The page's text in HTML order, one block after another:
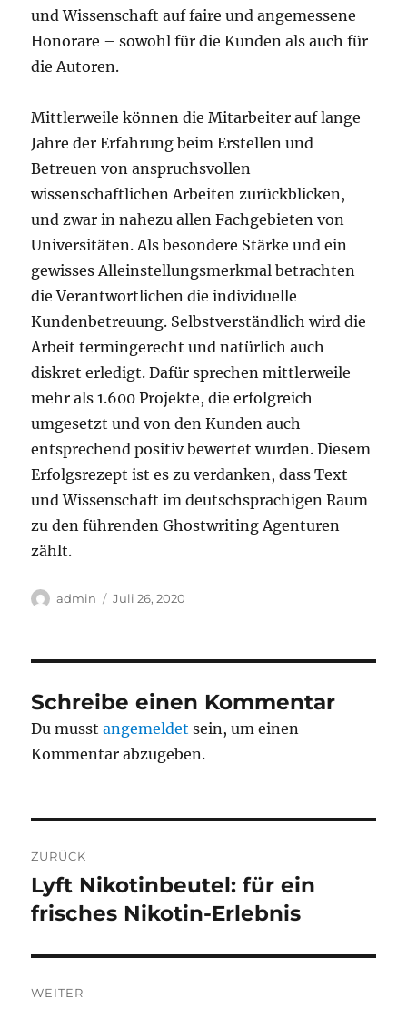
und Wissenschaft auf faire und angemessene
Honorare – sowohl für die Kunden als auch für
die Autoren.
Mittlerweile können die Mitarbeiter auf lange
Jahre der Erfahrung beim Erstellen und
Betreuen von anspruchsvollen
wissenschaftlichen Arbeiten zurückblicken,
und zwar in nahezu allen Fachgebieten von
Universitäten. Als besondere Stärke und ein
gewisses Alleinstellungsmerkmal betrachten
die Verantwortlichen die individuelle
Kundenbetreuung. Selbstverständlich wird die
Arbeit termingerecht und natürlich auch
diskret erledigt. Dafür sprechen mittlerweile
mehr als 1.600 Projekte, die erfolgreich
umgesetzt und von den Kunden auch
entsprechend positiv bewertet wurden. Diesem
Erfolgsrezept ist es zu verdanken, dass Text
und Wissenschaft im deutschsprachigen Raum
zu den führenden Ghostwriting Agenturen
zählt.
Autor
admin
Veröffentlicht
Juli 26, 2020
Schreibe einen Kommentar
Du musstangemeldet sein, um einen
Kommentar abzugeben.
ZURÜCK
Vorheriger
Beitrag:
Lyft Nikotinbeutel: für ein
frisches Nikotin-Erlebnis
WEITER